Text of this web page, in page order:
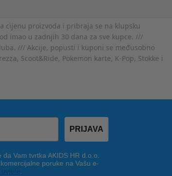
cijenu proizvoda i pribraja se na klupsku
imao u zadnjih 30 dana za sve kupce. ///
/// Akcije, popusti i kuponi se međusobno
Scoot&Ride, Pokemon karte, K-Pop, Stokke i
PRIJAVA
Vam tvrtka AKIDS HR d.o.o.
poruke na Vašu e-
.